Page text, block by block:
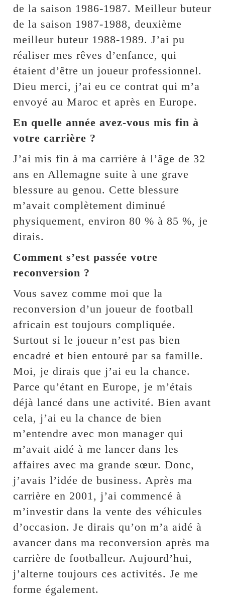
de la saison 1986-1987. Meilleur buteur
de la saison 1987-1988, deuxième
meilleur buteur 1988-1989. J’ai pu
réaliser mes rêves d’enfance, qui
étaient d’être un joueur professionnel.
Dieu merci, j’ai eu ce contrat qui m’a
envoyé au Maroc et après en Europe.
En quelle année avez-vous mis fin à
votre carrière ?
J’ai mis fin à ma carrière à l’âge de 32
ans en Allemagne suite à une grave
blessure au genou. Cette blessure
m’avait complètement diminué
physiquement, environ 80 % à 85 %, je
dirais.
Comment s’est passée votre
reconversion ?
Vous savez comme moi que la
reconversion d’un joueur de football
africain est toujours compliquée.
Surtout si le joueur n’est pas bien
encadré et bien entouré par sa famille.
Moi, je dirais que j’ai eu la chance.
Parce qu’étant en Europe, je m’étais
déjà lancé dans une activité. Bien avant
cela, j’ai eu la chance de bien
m’entendre avec mon manager qui
m’avait aidé à me lancer dans les
affaires avec ma grande sœur. Donc,
j’avais l’idée de business. Après ma
carrière en 2001, j’ai commencé à
m’investir dans la vente des véhicules
d’occasion. Je dirais qu’on m’a aidé à
avancer dans ma reconversion après ma
carrière de footballeur. Aujourd’hui,
j’alterne toujours ces activités. Je me
forme également.